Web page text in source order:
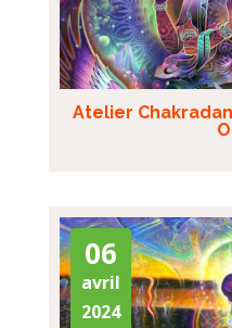
Atelier
06
avril
2024